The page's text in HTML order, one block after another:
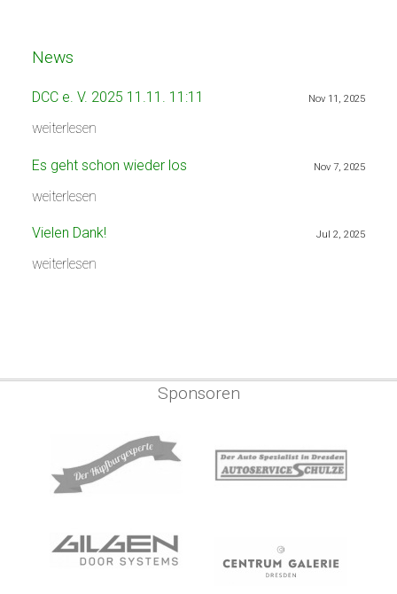
News
Nov 11, 2025
DCC e. V. 2025 11.11. 11:11
weiterlesen
Nov 7, 2025
Es geht schon wieder los
weiterlesen
Jul 2, 2025
Vielen Dank!
weiterlesen
Sponsoren